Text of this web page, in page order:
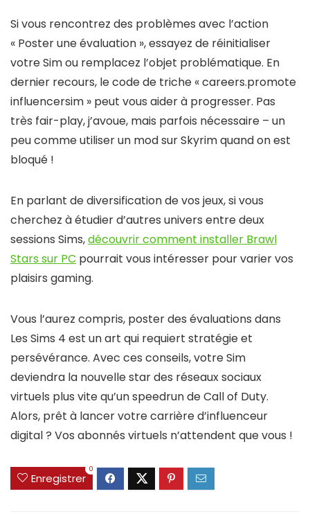
Si vous rencontrez des problèmes avec l’action
« Poster une évaluation », essayez de réinitialiser
votre Sim ou remplacez l’objet problématique. En
dernier recours, le code de triche « careers.promote
influencersim » peut vous aider à progresser. Pas
très fair-play, j’avoue, mais parfois nécessaire – un
peu comme utiliser un mod sur Skyrim quand on est
bloqué !
En parlant de diversification de vos jeux, si vous
cherchez à étudier d’autres univers entre deux
sessions Sims,découvrir comment installer Brawl
Stars sur PC pourrait vous intéresser pour varier vos
plaisirs gaming.
Vous l’aurez compris, poster des évaluations dans
Les Sims 4 est un art qui requiert stratégie et
persévérance. Avec ces conseils, votre Sim
deviendra la nouvelle star des réseaux sociaux
virtuels plus vite qu’un speedrun de Call of Duty.
Alors, prêt à lancer votre carrière d’influenceur
digital ? Vos abonnés virtuels n’attendent que vous !
Enregistrer
0